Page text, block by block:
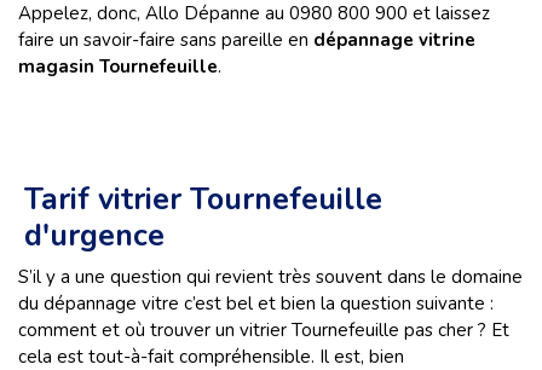
Appelez, donc, Allo Dépanne au 0980 800 900 et laissez
faire un savoir-faire sans pareille en dépannage vitrine
magasin Tournefeuille.
Tarif vitrier Tournefeuille
d'urgence
S’il y a une question qui revient très souvent dans le domaine
du dépannage vitre c’est bel et bien la question suivante :
comment et où trouver un vitrier Tournefeuille pas cher ? Et
cela est tout-à-fait compréhensible. Il est, bien